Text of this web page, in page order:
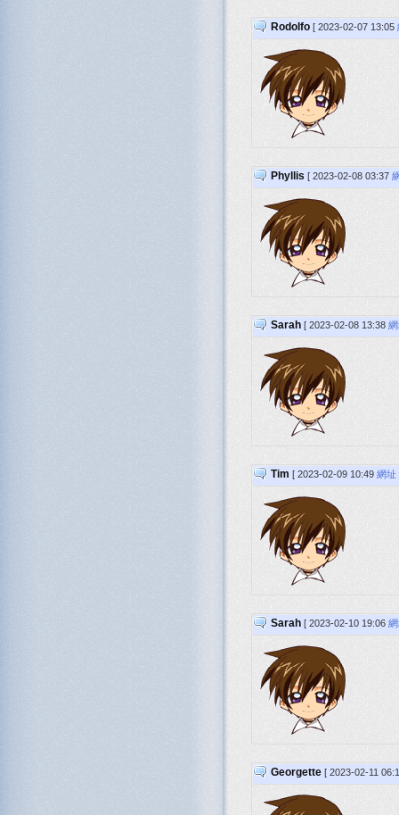
Rodolfo [ 2023-02-07 13:05
Phyllis [ 2023-02-08 03:37
Sarah [ 2023-02-08 13:38
Tim [ 2023-02-09 10:49 網址
Sarah [ 2023-02-10 19:06
Georgette [ 2023-02-11